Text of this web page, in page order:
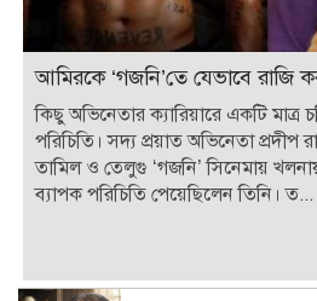
আমিরকে ‘গজনি’তে যেভাবে রাজি
কিছু অভিনেতার ক্যারিয়ারে একটি
পরিচিতি। সদ্য প্রয়াত অভিনেতা
তামিল ও তেলুগু ‘গজনি’ সিনেমায়
ব্যাপক পরিচিতি পেয়েছিলেন তিনি। ত...